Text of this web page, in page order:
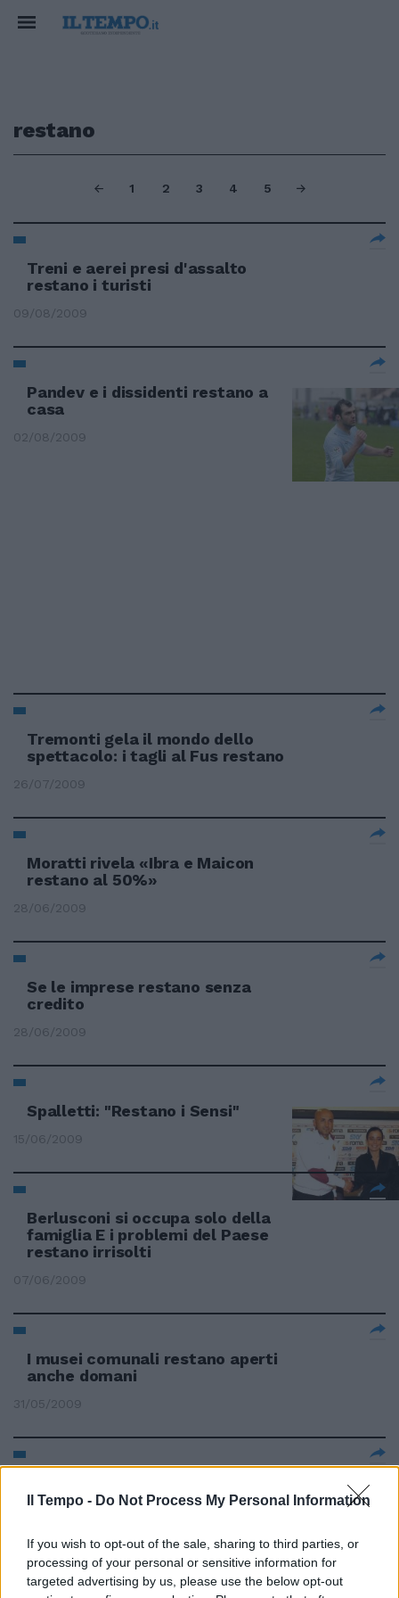
Il Tempo - Do Not Process My Personal Information
If you wish to opt-out of the sale, sharing to third parties, or
processing of your personal or sensitive information for
targeted advertising by us, please use the below opt-out
restano
1 2 3 4 5
Treni e aerei presi d'assalto
restano i turisti
09/08/2009
Pandev e i dissidenti restano a
casa
02/08/2009
Tremonti gela il mondo dello
spettacolo: i tagli al Fus restano
26/07/2009
Moratti rivela «Ibra e Maicon
restano al 50%»
28/06/2009
Se le imprese restano senza
credito
28/06/2009
Spalletti: "Restano i Sensi"
15/06/2009
Berlusconi si occupa solo della
famiglia E i problemi del Paese
restano irrisolti
07/06/2009
I musei comunali restano aperti
anche domani
31/05/2009
30/05/2009
Ledesma e Pandev restano in